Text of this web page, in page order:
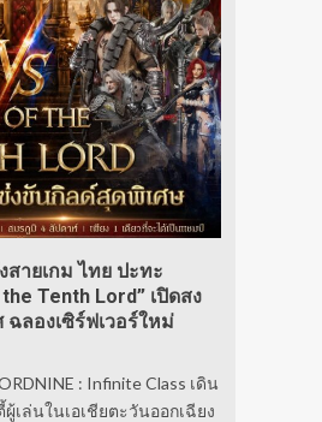
สายเกม ไทย ปะทะ
Tenth Lord” เปิดสง
ลองเซิร์ฟเวอร์ใหม่
: Infinite Class เดิน
ล่นในเอเชียตะวันออกเฉียง